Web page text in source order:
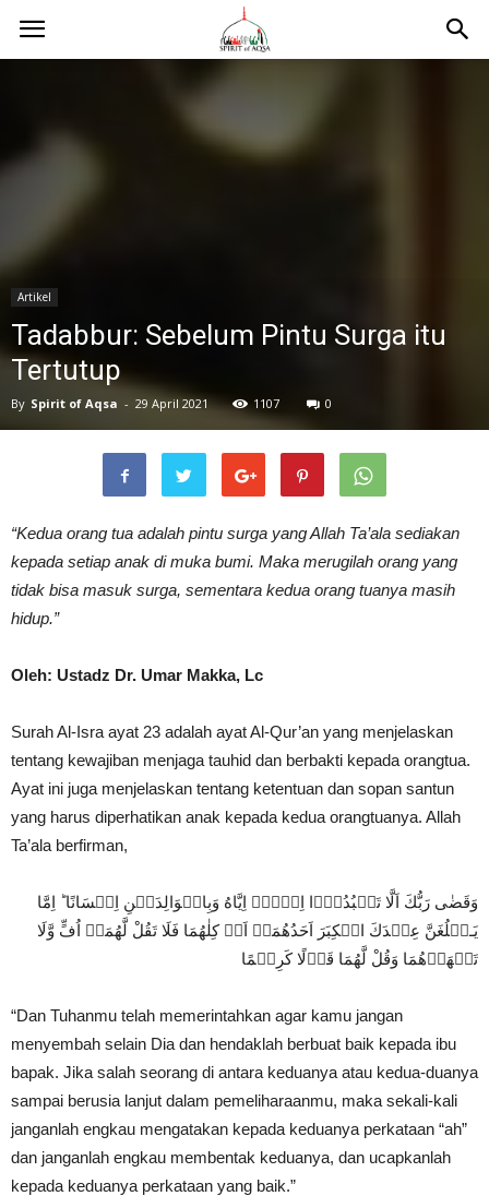
Artikel
Tadabbur: Sebelum Pintu Surga itu
Tertutup
By Spirit of Aqsa - 29 April 2021 1107 0
“Kedua orang tua adalah pintu surga yang Allah Ta’ala sediakan
kepada setiap anak di muka bumi. Maka merugilah orang yang
tidak bisa masuk surga, sementara kedua orang tuanya masih
hidup.”
Oleh: Ustadz Dr. Umar Makka, Lc
Surah Al-Isra ayat 23 adalah ayat Al-Qur’an yang menjelaskan
tentang kewajiban menjaga tauhid dan berbakti kepada orangtua.
Ayat ini juga menjelaskan tentang ketentuan dan sopan santun
yang harus diperhatikan anak kepada kedua orangtuanya. Allah
Ta’ala berfirman,
وَقَضٰى رَبُّكَ اَلَّا تَعۡبُدُوۡۤا اِلَّاۤ اِيَّاهُ وَبِالۡوَالِدَيۡنِ اِحۡسَانًا‌ ؕ اِمَّا
يَـبۡلُغَنَّ عِنۡدَكَ الۡكِبَرَ اَحَدُهُمَاۤ اَوۡ كِلٰهُمَا فَلَا تَقُلْ لَّهُمَاۤ اُفٍّ وَّلَا
تَنۡهَرۡهُمَا وَقُلْ لَّهُمَا قَوۡلًا كَرِيۡمًا‏
“Dan Tuhanmu telah memerintahkan agar kamu jangan
menyembah selain Dia dan hendaklah berbuat baik kepada ibu
bapak. Jika salah seorang di antara keduanya atau kedua-duanya
sampai berusia lanjut dalam pemeliharaanmu, maka sekali-kali
janganlah engkau mengatakan kepada keduanya perkataan “ah”
dan janganlah engkau membentak keduanya, dan ucapkanlah
kepada keduanya perkataan yang baik.”